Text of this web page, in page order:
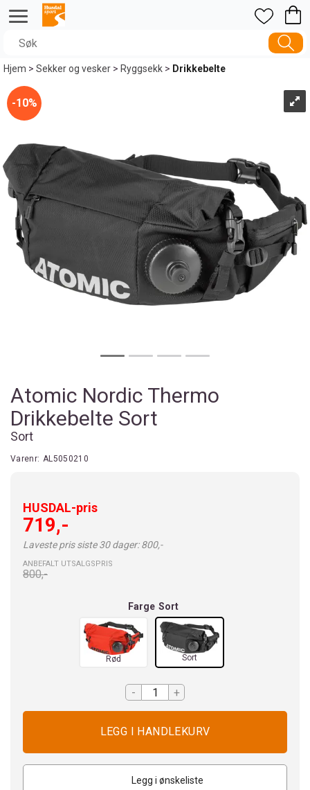
Hjem>Sekker og vesker>Ryggsekk> Drikkebelte
10%
Atomic Nordic Thermo
Drikkebelte Sort
Sort
Varenr: AL5050210
HUSDAL-pris
719,-
Laveste pris siste 30 dager: 800,-
ANBEFALT UTSALGSPRIS
800,-
Farge Sort
Rød Sort
- +
Legg i ønskeliste